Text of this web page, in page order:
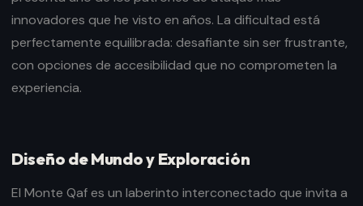
innovadores que he visto en años. La dificultad está
perfectamente equilibrada: desafiante sin ser frustrante,
con opciones de accesibilidad que no comprometen la
experiencia.
Diseño de Mundo y Exploración
El Monte Qaf es un laberinto interconectado que invita a